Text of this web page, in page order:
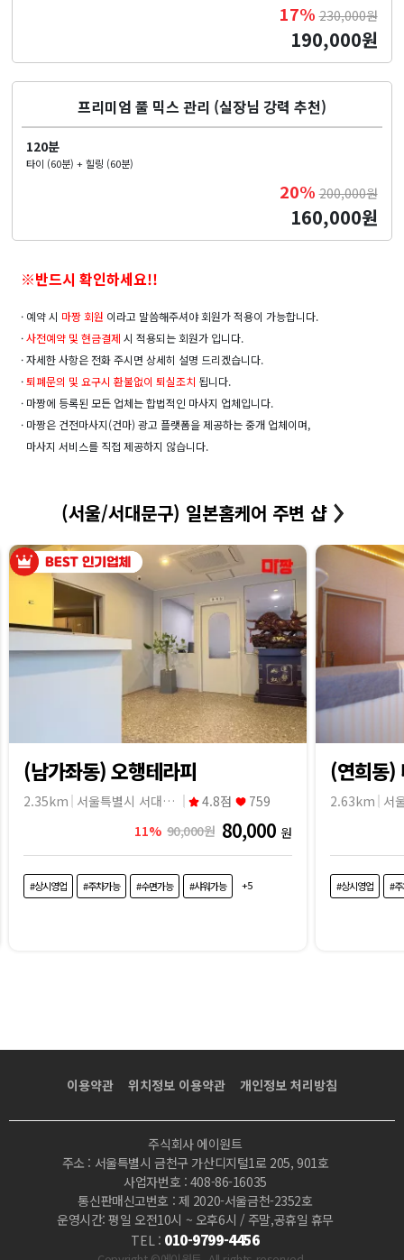
17% 230,000원
190,000원
프리미엄 풀 믹스 관리 (실장님 강력 추천)
120분
타이 (60분) + 힐링 (60분)
20% 200,000원
160,000원
※반드시 확인하세요!!
· 예약 시 마짱 회원 이라고 말씀해주셔야 회원가 적용이 가능합니다.
·사전예약 및 현금결제 시 적용되는 회원가 입니다.
· 자세한 사항은 전화 주시면 상세히 설명 드리겠습니다.
·퇴폐문의 및 요구시 환불없이 퇴실조치 됩니다.
· 마짱에 등록된 모든 업체는 합법적인 마사지 업체입니다.
· 마짱은 건전마사지(건마) 광고 플랫폼을 제공하는 중개 업체이며,
마사지 서비스를 직접 제공하지 않습니다.
(서울/서대문구) 일본홈케어 주변 샵
(남가좌동) 오행테라피
2.35km 서울특별시 서대문구 4.8점
759
11% 90,000원 80,000 원
#상시영업 #주차가능 #수면가능 #샤워가능 +5
(연희동)
2.63km
#상시영업 #
이용약관 위치정보 이용약관 개인정보 처리방침
주식회사 에이원트
주소 : 서울특별시 금천구 가산디지털1로 205, 901호
사업자번호 : 408-86-16035
통신판매신고번호 : 제 2020-서울금천-2352호
운영시간: 평일 오전10시 ~ 오후6시 / 주말,공휴일 휴무
TEL : 010-9799-4456